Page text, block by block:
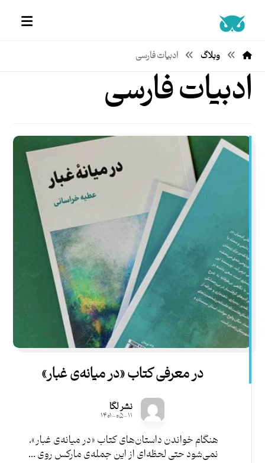
وبلاگ ادبیات فارسی
ادبیات فارسی
در معرفی کتاب «در میانه‌ی غبار»
نشر لگا
۱۴۰۱-۰۵-۱۱
هنگام خواندن داستان‌های کتاب «در میانه‌ی غبار»،
نمی‌شود حتی لحظه‌ای از این جمله‌ی مارکس روی ...